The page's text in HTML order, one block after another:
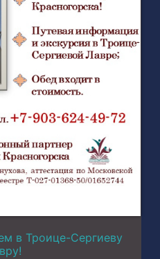
в Троице-Сергиеву